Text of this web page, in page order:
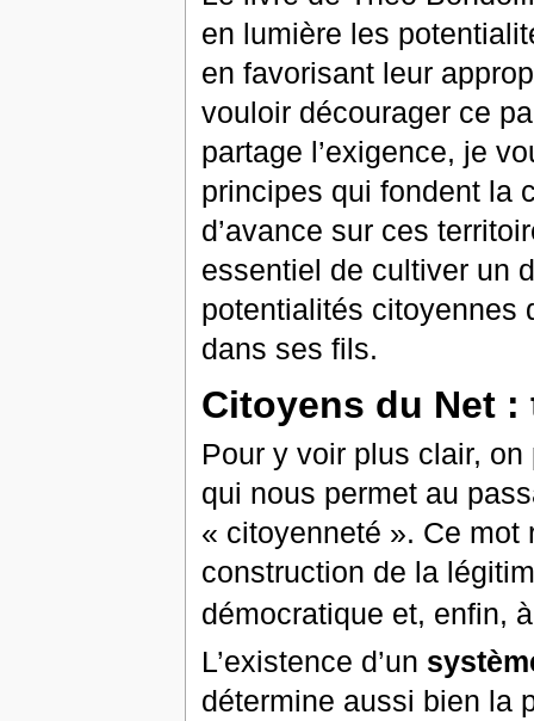
en lumière les
en favorisant leur
vouloir décourager ce
partage l’exigence, je
principes qui fondent la
d’avance sur ces
essentiel de cultiver un
potentialités citoyennes
dans ses fils.
Citoyens du Net
Pour y voir plus clair,
qui nous permet au
« citoyenneté ». Ce
construction de la
démocratique et, enfin,
L’existence d’un
détermine aussi bien la